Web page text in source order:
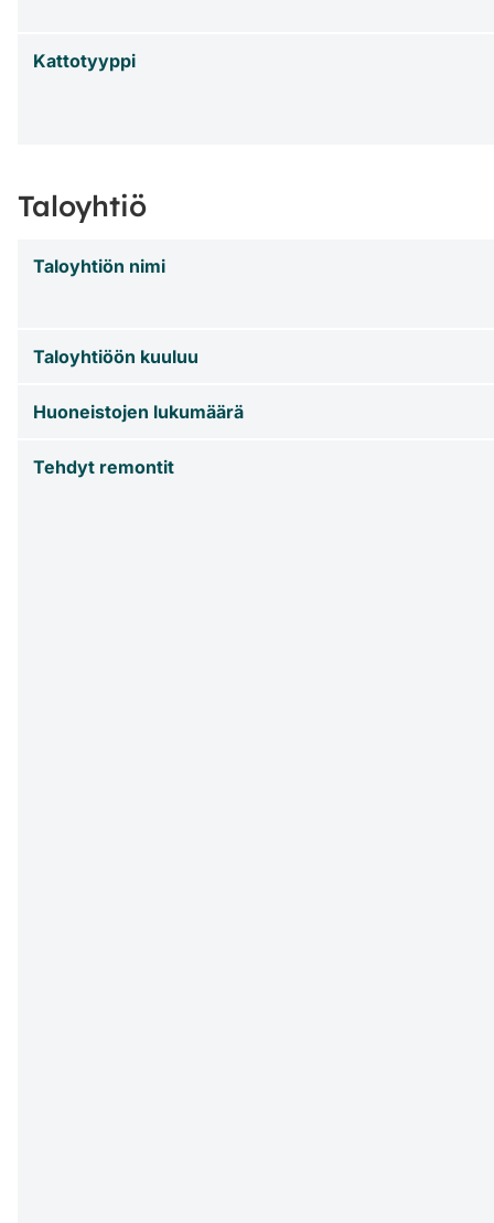
Kattotyyppi
Taloyhtiö
Taloyhtiön nimi
Taloyhtiöön kuuluu
Huoneistojen lukumäärä
Tehdyt remontit